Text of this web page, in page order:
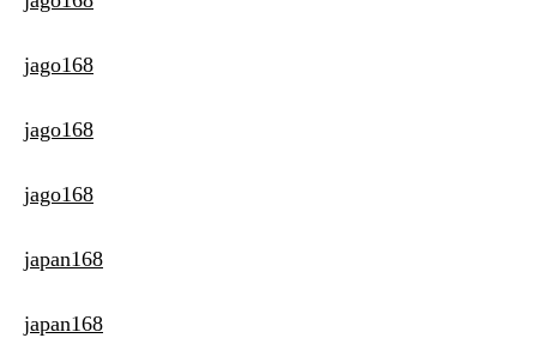
jago168
jago168
jago168
japan168
japan168